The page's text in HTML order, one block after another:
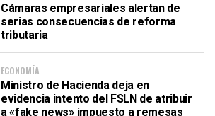
Cámaras empresariales alertan de
serias consecuencias de reforma
tributaria
ECONOMÍA
Ministro de Hacienda deja en
evidencia intento del FSLN de atribuir
a «fake news» impuesto a remesas